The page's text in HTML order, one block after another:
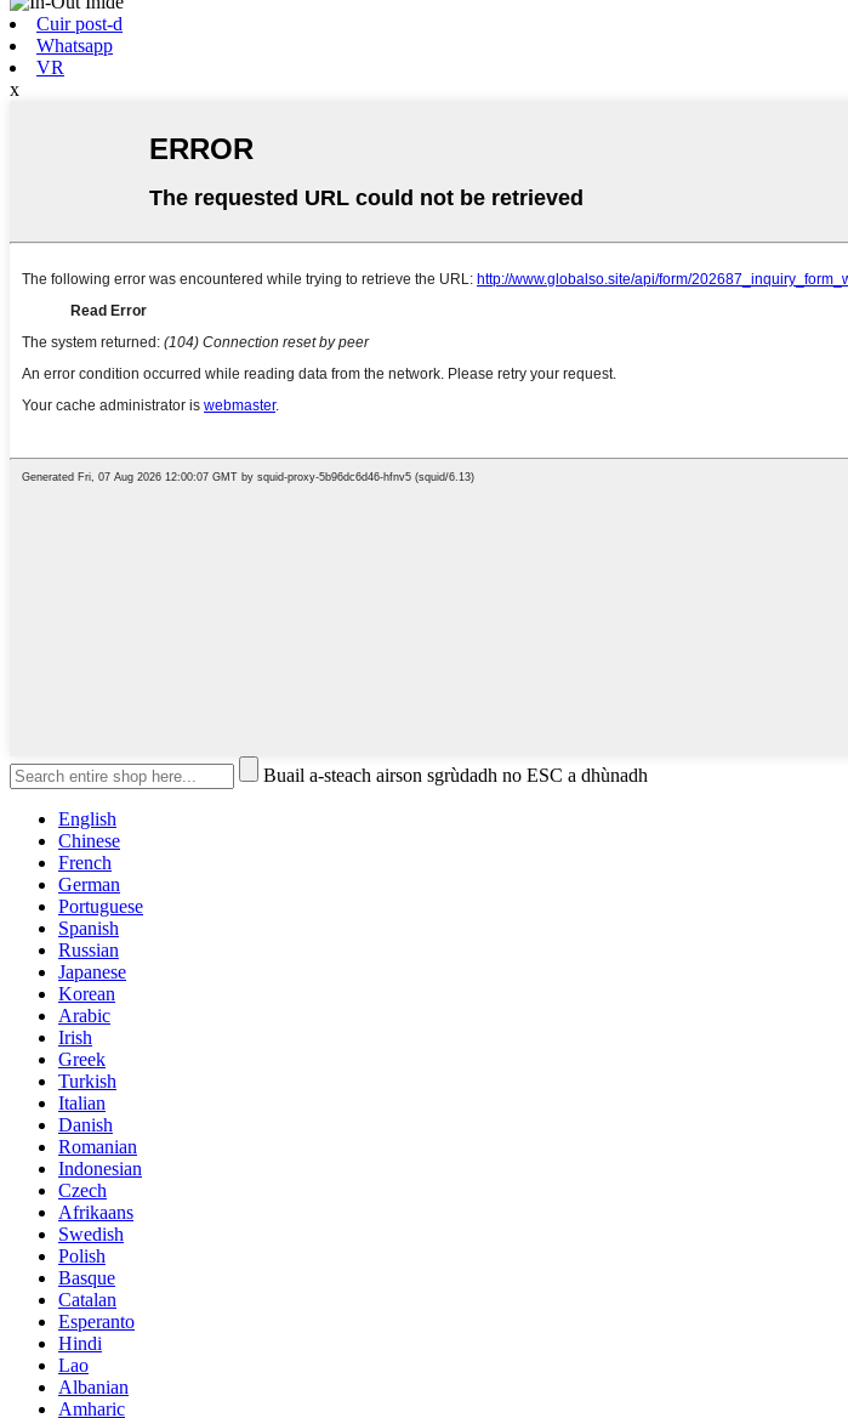
Cuir post-d
Whatsapp
VR
x
Buail a-steach airson sgrùdadh no ESC a dhùnadh
English
Chinese
French
German
Portuguese
Spanish
Russian
Japanese
Korean
Arabic
Irish
Greek
Turkish
Italian
Danish
Romanian
Indonesian
Czech
Afrikaans
Swedish
Polish
Basque
Catalan
Esperanto
Hindi
Lao
Albanian
Amharic